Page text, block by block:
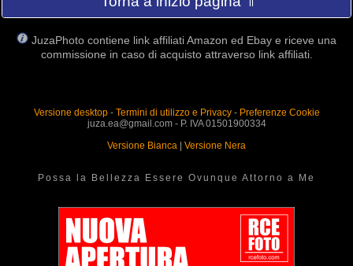
JuzaPhoto contiene link affiliati Amazon ed Ebay e riceve una
commissione in caso di acquisto attraverso link affiliati.
Versione desktop- Termini di utilizzo e Privacy- Preferenze Cookie
juza.ea@gmail.com - P. IVA 01501900334
Versione Bianca
Versione Nera
Possa la Bellezza Essere Ovunque Attorno a Me